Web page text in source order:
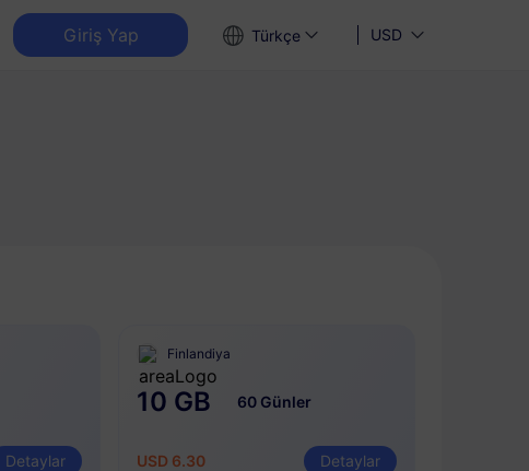
Giriş Yap Türkçe USD
Detaylar
Finlandiya
10 GB 60 Günler
USD 6.30 Detaylar